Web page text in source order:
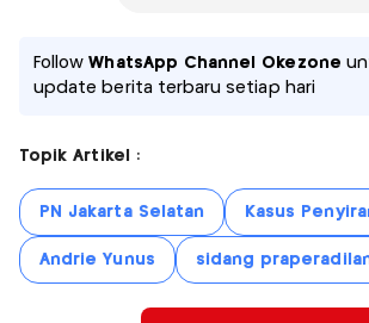
FollowWhatsApp Channel Okezone
update berita terbaru setiap hari
Topik Artikel :
PN Jakarta Selatan Kasus
Andrie Yunus sidang